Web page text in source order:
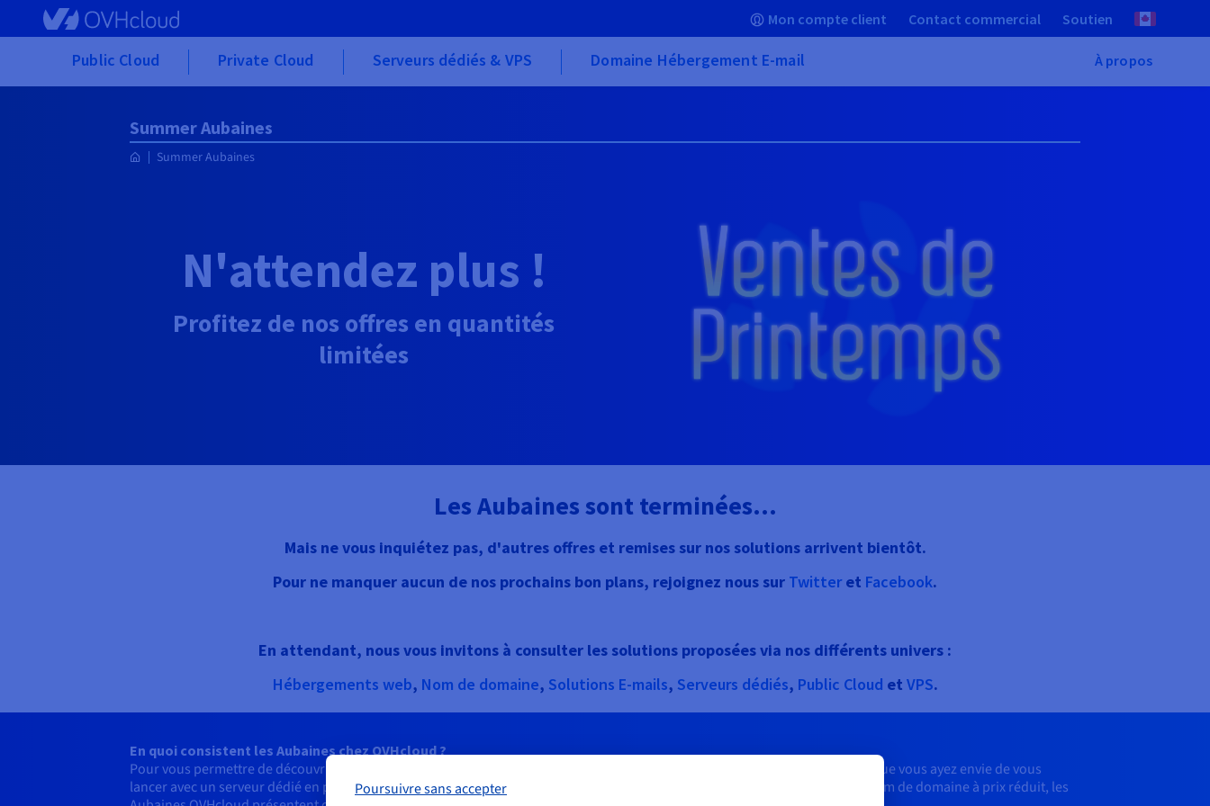
Skip to main content Mon compte client Contact commercial Soutien
Public Cloud Private Cloud Serveurs dédiés & VPS Domaine Hébergement E-mail À propos
Summer Aubaines
Summer Aubaines
N'attendez plus !
Profitez de nos offres en quantités
limitées
Les Aubaines sont terminées...
Mais ne vous inquiétez pas, d'autres offres et remises sur nos solutions arrivent bientôt.
Pour ne manquer aucun de nos prochains bon plans, rejoignez nous sur Twitteret Facebook.
En attendant, nous vous invitons à consulter les solutions proposées via nos différents univers :
Hébergements web, Nom de domaine, Solutions E-mails, Serveurs dédiés, Public Cloud et VPS.
En quoi consistent les Aubaines chez OVHcloud ?
Pour vous permettre de découvrir et tester nos solutions, nous vous proposons régulièrement des offres promotionnelles. Que vous ayez envie de vous
lancer avec un serveur dédié en promotion, de profiter d’une promo exceptionnelle sur nos VPS ou encore d’acheter votre nom de domaine à prix réduit, les
Poursuivre sans accepter